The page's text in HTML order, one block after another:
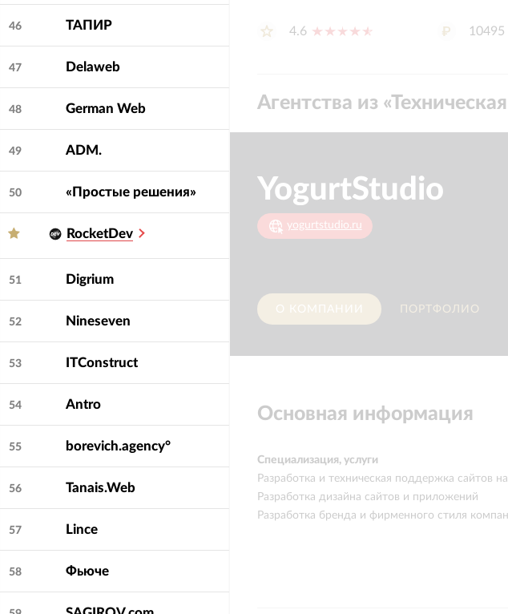
46 ТАПИР
47 Delaweb
48 German Web
49 ADM.
50 «Простые решения»
RocketDev
51 Digrium
52 Nineseven
53 ITConstruct
54 Antro
55 borevich.agency°
56 Tanais.Web
57 Lince
58 Фьюче
4.6 10495
Агентства из «
YogurtStudio
yogurtstudio.ru
О КОМПАНИИ ПОРТФОЛИО
Основная информация
Специализация, услуги
Разработка и техническая поддержка сайтов
Разработка дизайна сайтов и приложений
Разработка бренда и фирменного стиля